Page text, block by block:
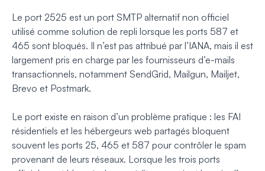
Le port 2525 est un port SMTP alternatif non officiel
utilisé comme solution de repli lorsque les ports 587 et
465 sont bloqués. Il n’est pas attribué par l’IANA, mais il est
largement pris en charge par les fournisseurs d’e-mails
transactionnels, notamment SendGrid, Mailgun, Mailjet,
Brevo et Postmark.
Le port existe en raison d’un problème pratique : les FAI
résidentiels et les hébergeurs web partagés bloquent
souvent les ports 25, 465 et 587 pour contrôler le spam
provenant de leurs réseaux. Lorsque les trois ports